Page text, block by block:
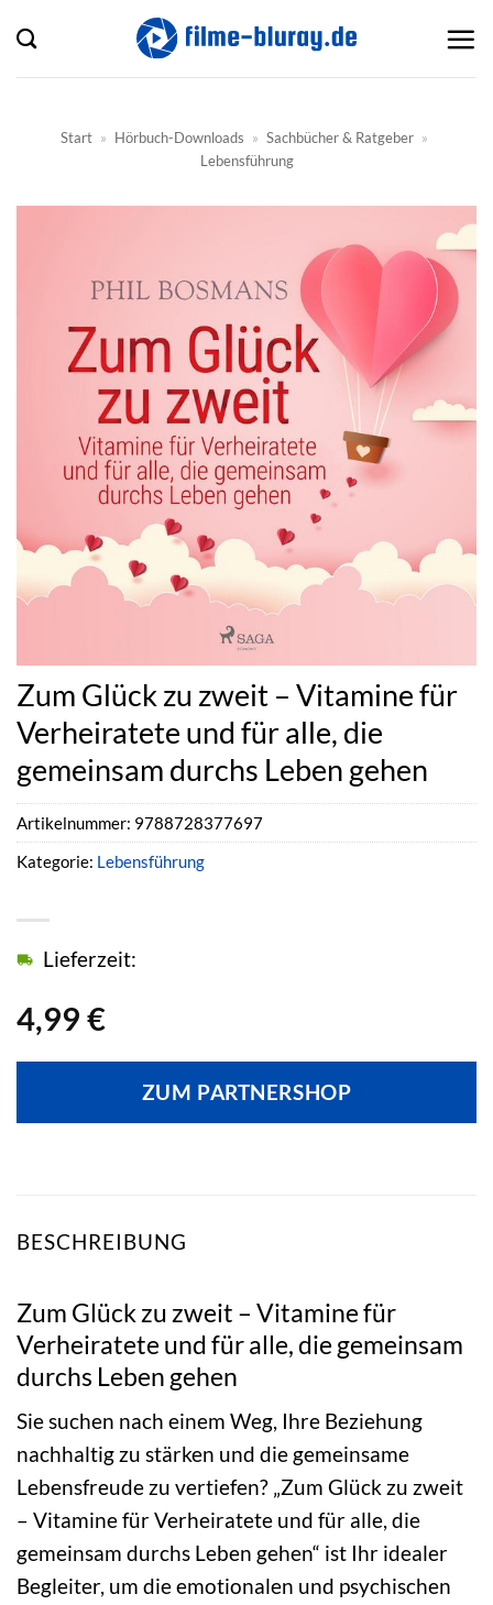
Inhalt
springen
Start » Hörbuch-Downloads » Sachbücher & Ratgeber »
Lebensführung
Zum Glück zu zweit – Vitamine für
Verheiratete und für alle, die
gemeinsam durchs Leben gehen
4,99 €
Lieferzeit:
ZUM PARTNERSHOP
Artikelnummer: 9788728377697
Kategorie: Lebensführung
BESCHREIBUNG
Zum Glück zu zweit – Vitamine für
Verheiratete und für alle, die gemeinsam
durchs Leben gehen
Sie suchen nach einem Weg, Ihre Beziehung
nachhaltig zu stärken und die gemeinsame
Lebensfreude zu vertiefen? „Zum Glück zu zweit
– Vitamine für Verheiratete und für alle, die
gemeinsam durchs Leben gehen“ ist Ihr idealer
Begleiter, um die emotionalen und psychischen